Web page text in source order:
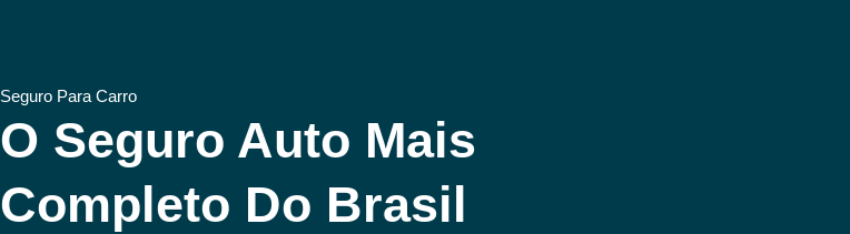
Seguro Para Carro
O Seguro Auto Mais
Completo Do Brasil